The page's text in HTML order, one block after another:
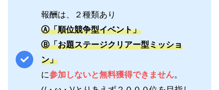
報酬は、２種類あり
Ⓐ「順位競争型イベント」
Ⓑ「お題ステージクリアー型ミッショ
ン」
に参加しないと無料獲得できません。